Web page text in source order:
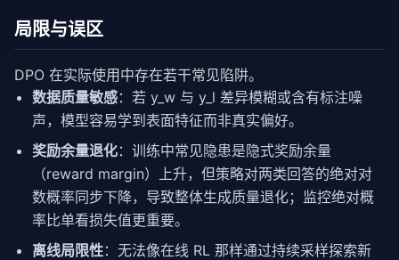
局限与误区
DPO 在实际使用中存在若干常见陷阱。
数据质量敏感：若 y_w 与 y_l 差异模糊或含有标注噪
声，模型容易学到表面特征而非真实偏好。
奖励余量退化：训练中常见隐患是隐式奖励余量
（reward margin）上升，但策略对两类回答的绝对对
数概率同步下降，导致整体生成质量退化；监控绝对概
率比单看损失值更重要。
离线局限性：无法像在线 RL 那样通过持续采样探索新